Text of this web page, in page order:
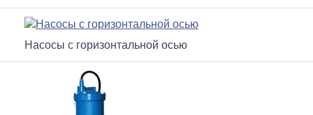
Насосы с горизонтальной осью